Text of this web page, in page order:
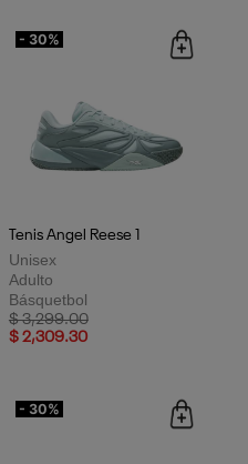
- 30%
Tenis Angel Reese 1
Unisex
Adulto
Básquetbol
Price reduced from
$ 3,299.00to
$ 2,309.30
- 30%